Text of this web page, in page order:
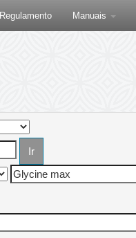
Regulamento Manuais